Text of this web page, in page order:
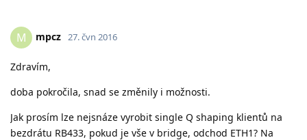
M mpcz 27. čvn 2016
Zdravím,
doba pokročila, snad se změnily i možnosti.
Jak prosím lze nejsnáze vyrobit single Q shaping klientů na
bezdrátu RB433, pokud je vše v bridge, odchod ETH1? Na